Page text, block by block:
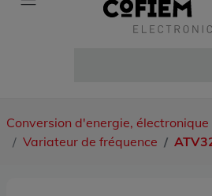
Conversion d'energie,
Variateur de fréquence